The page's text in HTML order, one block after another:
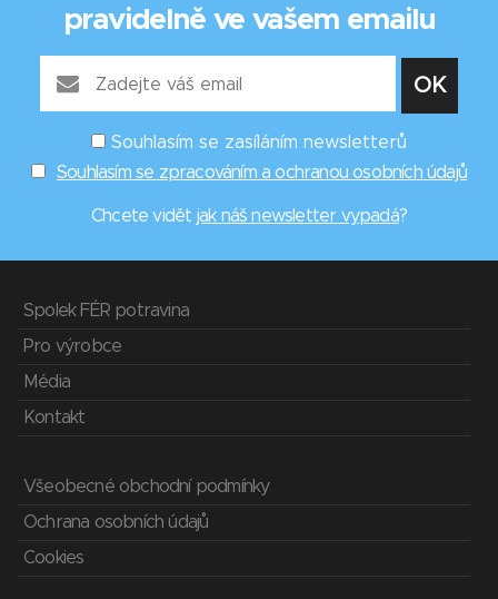
pravidelně ve vašem emailu
Souhlasím se zasíláním newsletterů
Souhlasím se zpracováním a ochranou osobních údajů
Chcete vidět jak náš newsletter vypadá?
Spolek FÉR potravina
Pro výrobce
Média
Kontakt
Všeobecné obchodní podmínky
Ochrana osobních údajů
Cookies